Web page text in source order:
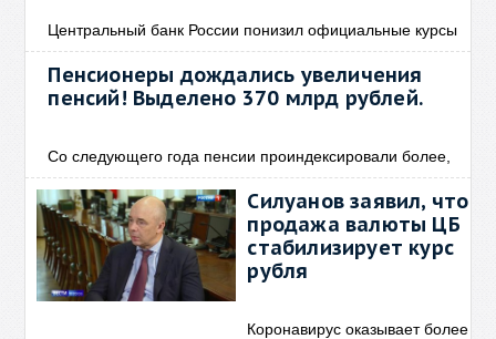
Центральный банк России понизил официальные курсы
Пенсионеры дождались увеличения
пенсий! Выделено 370 млрд рублей.
Со следующего года пенсии проиндексировали более,
Силуанов заявил, что
продажа валюты ЦБ
стабилизирует курс
рубля
Коронавирус оказывает более